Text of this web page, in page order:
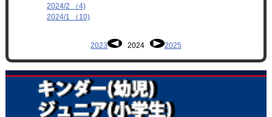
2024/2 （4)
2024/1 （10)
2023 2024 2025